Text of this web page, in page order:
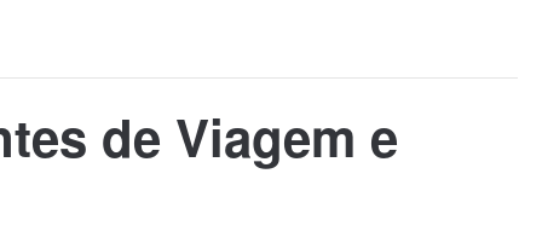
de Viagem e